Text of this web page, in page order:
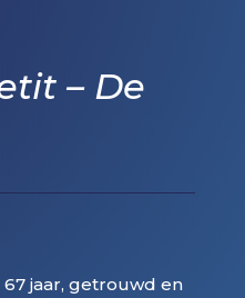
– De
jaar, getrouwd en